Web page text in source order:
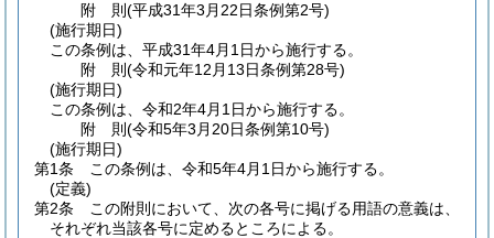
附 則(平成31年3月22日条例第2号)
(施行期日)
この条例は、平成31年4月1日から施行する。
附 則(令和元年12月13日条例第28号)
(施行期日)
この条例は、令和2年4月1日から施行する。
附 則(令和5年3月20日条例第10号)
(施行期日)
第1条
この条例は、令和5年4月1日から施行する。
(定義)
第2条
この附則において、次の各号に掲げる用語の意義は、
それぞれ当該各号に定めるところによる。